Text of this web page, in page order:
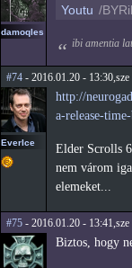
damoqles
Youtu /
ibi amentia
#74 - 2016.01.20 - 13:30,sze
EverIce
http://
a-release-
Elder Scrolls
nem várom
elemeket...
#75 - 2016.01.20 - 13:41,sze
Biztos, hogy